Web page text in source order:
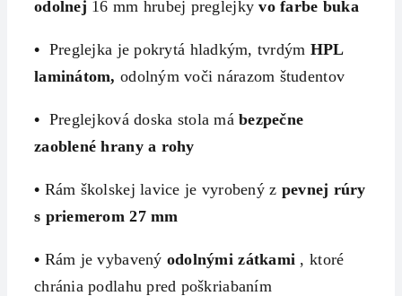
odolnej 16 mm hrubej preglejkyvo farbe buka
• Preglejka je pokrytá hladkým, tvrdým HPL
laminátom, odolným voči nárazom študentov
• Preglejková doska stola mábezpečne
zaoblené hrany a rohy
• Rám školskej lavice je vyrobený z pevnej rúry
s priemerom 27 mm
• Rám je vybavený odolnými zátkami , ktoré
chránia podlahu pred poškriabaním